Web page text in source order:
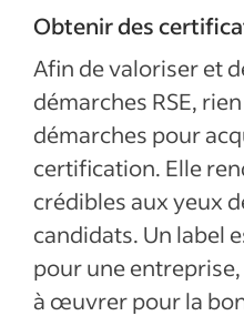
Obtenir des
Afin de valoriser et
démarches RSE,
démarches pour
certification. Elle
crédibles aux yeux
candidats. Un label
pour une
à œuvrer pour la